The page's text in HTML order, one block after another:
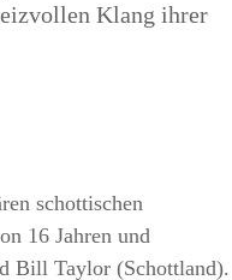
Klang ihrer
schottischen
16 Jahren und
Bill Taylor (Schottland).